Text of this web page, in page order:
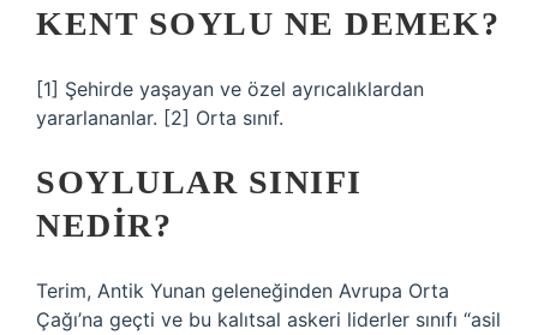
KENT SOYLU NE DEMEK?
[1] Şehirde yaşayan ve özel ayrıcalıklardan
yararlananlar. [2] Orta sınıf.
SOYLULAR SINIFI
NEDIR?
Terim, Antik Yunan geleneğinden Avrupa Orta
Çağı’na geçti ve bu kalıtsal askeri liderler sınıfı “asil